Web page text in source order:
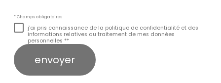
* Champs obligatoires
j'ai pris connaissance de la politique de confidentialité et des
informations relatives au traitement de mes données
personnelles **
envoyer